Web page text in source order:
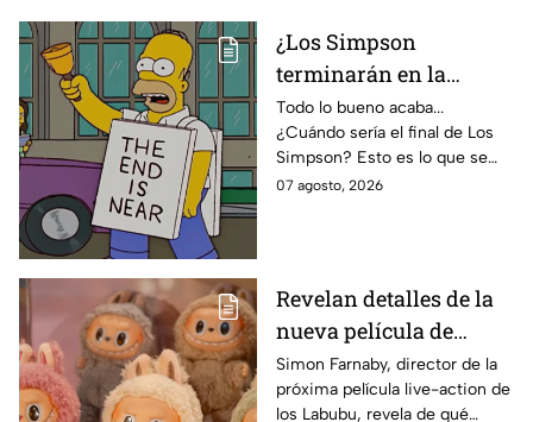
¿Los Simpson
terminarán en la
temporada 40? Actriz
de Bart Simpson da
IMPACTANTE
declaración
Todo lo bueno acaba...
¿Cuándo sería el final de Los
Simpson? Esto es lo que se
sabe:
07 agosto, 2026
Revelan detalles de la
nueva película de
Labubu: de qué tratará
y cuándo se estrena
Simon Farnaby, director de la
próxima película live-action de
los Labubu, revela de qué